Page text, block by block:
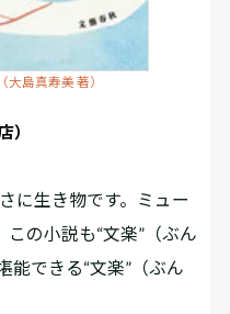
大島真寿美 著）
）
に生き物です。ミュー
この小説も“文楽”（ぶん
能できる“文楽”（ぶん